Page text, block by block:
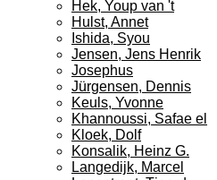
Hek, Youp van 't
Hulst, Annet
Ishida, Syou
Jensen, Jens Henrik
Josephus
Jürgensen, Dennis
Keuls, Yvonne
Khannoussi, Safae el
Kloek, Dolf
Konsalik, Heinz G.
Langedijk, Marcel